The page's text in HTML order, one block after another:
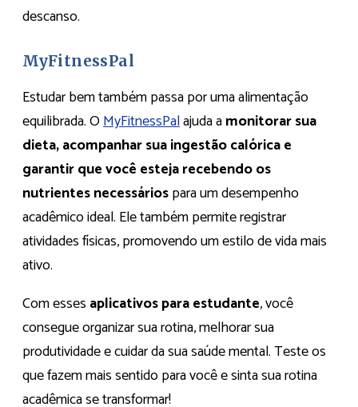
descanso.
MyFitnessPal
Estudar bem também passa por uma alimentação
equilibrada. OMyFitnessPalajuda amonitorar sua
dieta, acompanhar sua ingestão calórica e
garantir que você esteja recebendo os
nutrientes necessáriospara um desempenho
acadêmico ideal. Ele também permite registrar
atividades físicas, promovendo um estilo de vida mais
ativo.
Com esses aplicativos para estudante, você
consegue organizar sua rotina, melhorar sua
produtividade e cuidar da sua saúde mental. Teste os
que fazem mais sentido para você e sinta sua rotina
acadêmica se transformar!